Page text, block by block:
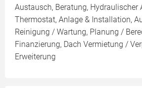
Austausch, Beratung, Hydraulischer
Thermostat, Anlage & Installation,
Reinigung / Wartung, Planung /
Finanzierung, Dach Vermietung /
Erweiterung